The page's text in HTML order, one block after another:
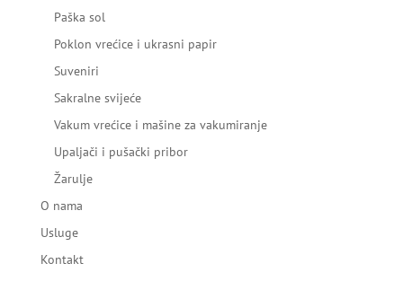
Paška sol
Poklon vrećice i ukrasni papir
Suveniri
Sakralne svijeće
Vakum vrećice i mašine za vakumiranje
Upaljači i pušački pribor
Žarulje
O nama
Usluge
Kontakt